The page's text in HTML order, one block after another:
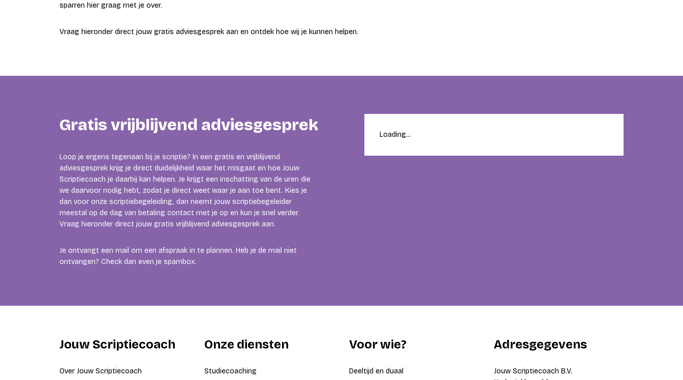
sparren hier graag met je over.
Vraag hieronder direct jouw gratis adviesgesprek aan en ontdek hoe wij je kunnen helpen.
Gratis vrijblijvend adviesgesprek
Loop je ergens tegenaan bij je scriptie? In een gratis en vrijblijvend
adviesgesprek krijg je direct duidelijkheid waar het misgaat en hoe Jouw
Scriptiecoach je daarbij kan helpen. Je krijgt een inschatting van de uren die
we daarvoor nodig hebt, zodat je direct weet waar je aan toe bent. Kies je
dan voor onze scriptiebegeleiding, dan neemt jouw scriptiebegeleider
meestal op de dag van betaling contact met je op en kun je snel verder.
Vraag hieronder direct jouw gratis vrijblijvend adviesgesprek aan.
Je ontvangt een mail om een afspraak in te plannen. Heb je de mail niet
ontvangen? Check dan even je spambox.
Loading...
Jouw Scriptiecoach
Over Jouw Scriptiecoach
Onze diensten
Studiecoaching
Voor wie?
Deeltijd en duaal
Adresgegevens
Jouw Scriptiecoach B.V.